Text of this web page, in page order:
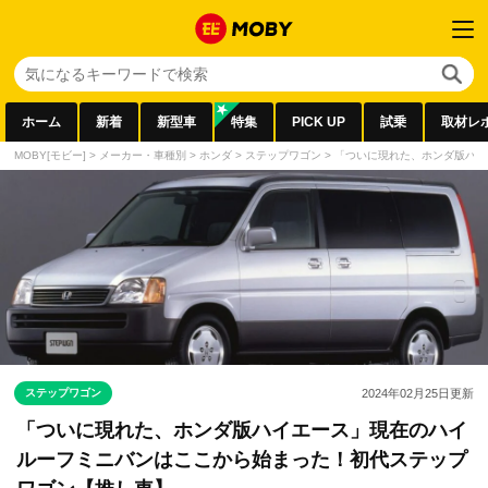
ホーム 新着 新型車 特集 PICK UP 試乗 取材レ
MOBY[モビー] > メーカー・車種別 > ホンダ > ステップワゴン > 「ついに現れた、ホンダ版ハ
ステップワゴン 2024年02月25日更新
「ついに現れた、ホンダ版ハイエース」現在のハイ
ルーフミニバンはここから始まった！初代ステップ